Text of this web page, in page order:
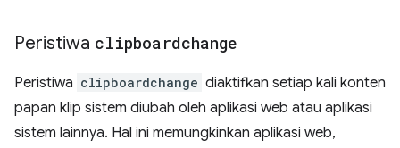
Peristiwa clipboardchange
Peristiwa clipboardchange diaktifkan setiap kali konten
papan klip sistem diubah oleh aplikasi web atau aplikasi
sistem lainnya. Hal ini memungkinkan aplikasi web,